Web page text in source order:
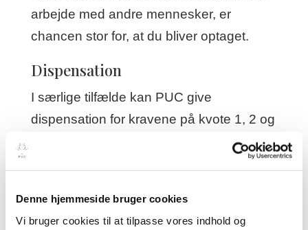
Denne hjemmeside bruger cookies
Vi bruger cookies til at tilpasse vores indhold og
arbejde med andre mennesker, er
chancen stor for, at du bliver optaget.
Dispensation
I særlige tilfælde kan PUC give
dispensation for kravene på kvote 1, 2 og
3, hvis din samlede profil og erfaring
Merit